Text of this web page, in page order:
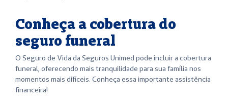
Conheça a cobertura do
seguro funeral
O Seguro de Vida da Seguros Unimed pode incluir a cobertura
funeral, oferecendo mais tranquilidade para sua família nos
momentos mais difíceis. Conheça essa importante assistência
financeira!